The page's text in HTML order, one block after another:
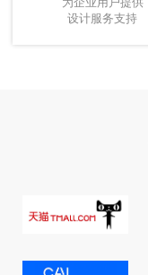
设计服务支持